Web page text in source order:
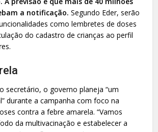
a notificação.Segundo Eder, serão
como lembretes de doses
do cadastro de crianças ao perfil
secretário, o governo planeja “um
durante a campanha com foco na
contra a febre amarela. “Vamos
da multivacinação e estabelecer a